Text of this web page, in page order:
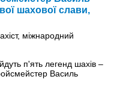
шахової слави,
п'ять легенд шахів –
Василь